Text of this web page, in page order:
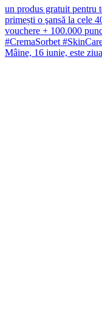
Mâine, 16 iunie, este